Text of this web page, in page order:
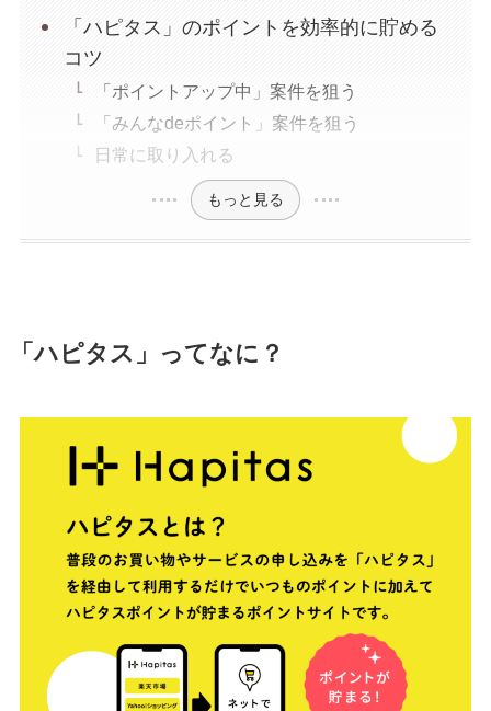
「ハピタス」のポイントを効率的に貯める
コツ
「ポイントアップ中」案件を狙う
「みんなdeポイント」案件を狙う
日常に取り入れる
もっと見る
「ハピタス」ってなに？